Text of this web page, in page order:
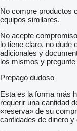
- Zwillingsbereift
- Radkappen
Bereifung: VA Ca.
-
- Unsere Interne
- Irrtümer
No compre productos
equipos similares.
No acepte
lo tiene claro, no dude
adicionales y
los mismos y
Prepago dudoso
Esta es la forma más
requerir una cantidad
«reserva» de su
cantidades de dinero